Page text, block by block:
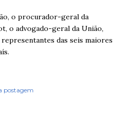
o procurador-geral da
o advogado-geral da União,
das seis maiores
postagem